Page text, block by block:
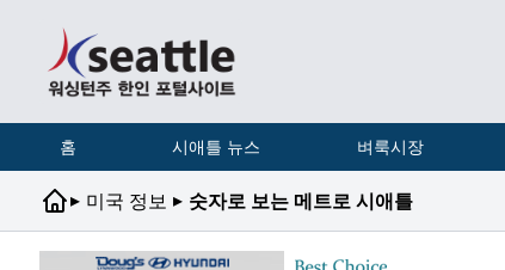
홈 시애틀 뉴스 벼룩시장
▸ 미국 정보 ▸ 숫자로 보는 메트로 시애틀